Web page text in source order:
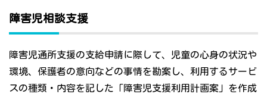
障害児相談支援
障害児通所支援の支給申請に際して、児童の心身の状況や
環境、保護者の意向などの事情を勘案し、利用するサービ
スの種類・内容を記した「障害児支援利用計画案」を作成